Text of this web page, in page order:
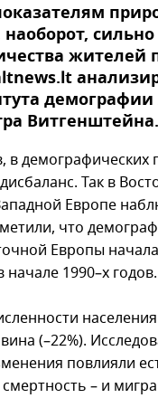
сильно
жителей
Витгенштейна.
демографических
Так в
Европе
что
Европы
1990–х годов.
(–22%).
повлияли
– и